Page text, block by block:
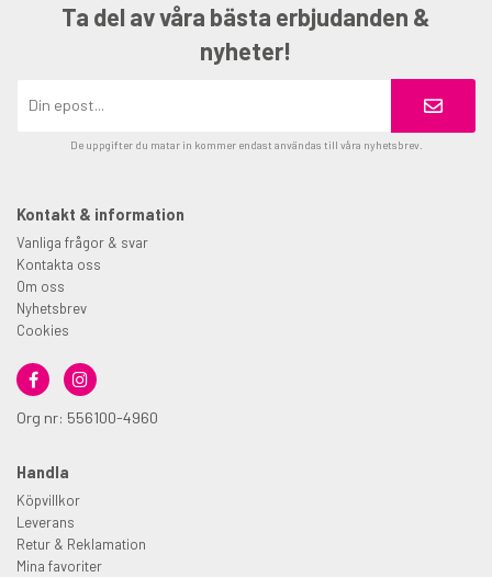
Ta del av våra bästa erbjudanden &
nyheter!
De uppgifter du matar in kommer endast användas till våra nyhetsbrev.
Kontakt & information
Vanliga frågor & svar
Kontakta oss
Om oss
Nyhetsbrev
Cookies
Org nr: 556100-4960
Handla
Köpvillkor
Leverans
Retur & Reklamation
Mina favoriter